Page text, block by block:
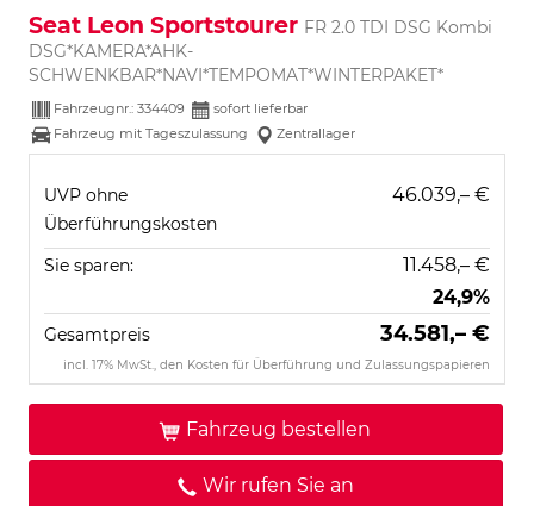
Seat Leon Sportstourer FR 2.0 TDI DSG Kombi
DSG*KAMERA*AHK-
SCHWENKBAR*NAVI*TEMPOMAT*WINTERPAKET*
Fahrzeugnr.: 334409
sofort lieferbar
Fahrzeug mit Tageszulassung
Zentrallager
UVP ohne
Überführungskosten
46.039,– €
Sie sparen:
11.458,– €
24,9%
Gesamtpreis 34.581,– €
incl. 17% MwSt., den Kosten für Überführung und Zulassungspapieren
Fahrzeug bestellen
Wir rufen Sie an